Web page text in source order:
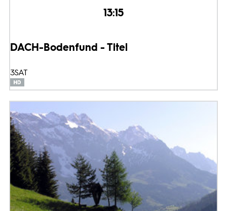
13:15
DACH-Bodenfund - Titel
3SAT